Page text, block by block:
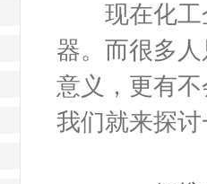
现在化工企
器。而很多
意义，更有
我们就来探